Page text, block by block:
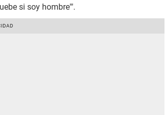
si soy hombre'".